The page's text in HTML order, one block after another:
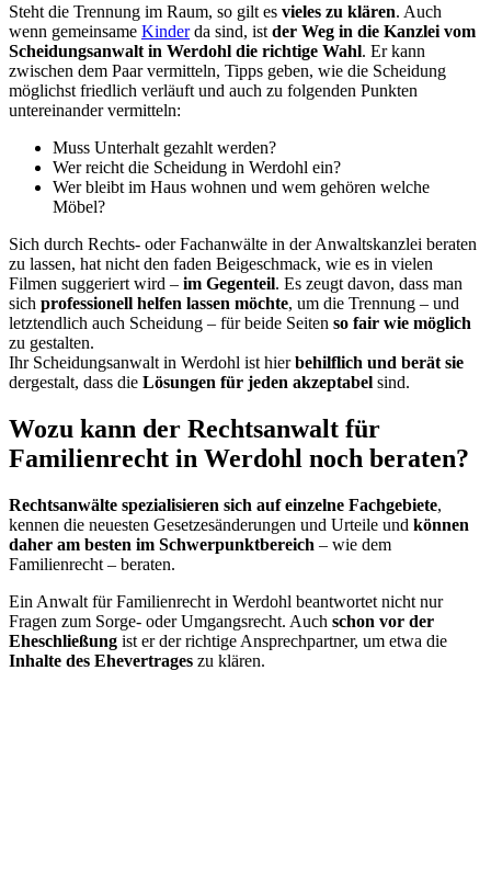
Steht die Trennung im Raum, so gilt es vieles zu klären. Auch
wenn gemeinsame Kinderda sind, ist der Weg in die Kanzlei vom
Scheidungsanwalt in Werdohl die richtige Wahl. Er kann
zwischen dem Paar vermitteln, Tipps geben, wie die Scheidung
möglichst friedlich verläuft und auch zu folgenden Punkten
untereinander vermitteln:
Muss Unterhalt gezahlt werden?
Wer reicht die Scheidung in Werdohl ein?
Wer bleibt im Haus wohnen und wem gehören welche
Möbel?
Sich durch Rechts- oder Fachanwälte in der Anwaltskanzlei beraten
zu lassen, hat nicht den faden Beigeschmack, wie es in vielen
Filmen suggeriert wird – im Gegenteil. Es zeugt davon, dass man
sich professionell helfen lassen möchte, um die Trennung – und
letztendlich auch Scheidung – für beide Seiten so fair wie möglich
zu gestalten.
Ihr Scheidungsanwalt in Werdohl ist hierbehilflich und berät sie
dergestalt, dass die Lösungen für jeden akzeptabel sind.
Wozu kann der Rechtsanwalt für
Familienrecht in Werdohl noch beraten?
Rechtsanwälte spezialisieren sich auf einzelne Fachgebiete,
kennen die neuesten Gesetzesänderungen und Urteile und können
daher am besten im Schwerpunktbereich – wie dem
Familienrecht – beraten.
Ein Anwalt für Familienrecht in Werdohl beantwortet nicht nur
Fragen zum Sorge- oder Umgangsrecht. Auch schon vor der
Eheschließung ist er der richtige Ansprechpartner, um etwa die
Inhalte des Ehevertrages zu klären.